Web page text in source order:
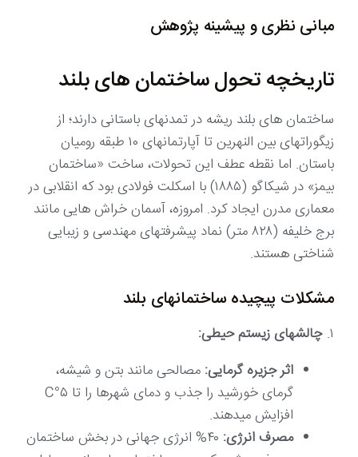
مبانی نظری و پیشینه پژوهش
تاریخچه تحول ساختمان های بلند
ساختمان های بلند ریشه در تمدنهای باستانی دارند؛ از
زیگوراتهای بین النهرین تا آپارتمانهای ۱۰ طبقه رومیان
باستان. اما نقطه عطف این تحولات، ساخت «ساختمان
بیمز» در شیکاگو (۱۸۸۵) با اسکلت فولادی بود که انقلابی در
معماری مدرن ایجاد کرد. امروزه، آسمان خراش هایی مانند
برج خلیفه (۸۲۸ متر) نماد پیشرفتهای مهندسی و زیبایی
شناختی هستند.
مشکلات پیچیده ساختمانهای بلند
۱. چالشهای زیستم حیطی:
اثر جزیره گرمایی: مصالحی مانند بتن و شیشه،
گرمای خورشید را جذب و دمای شهرها را تا ۵°C
افزایش میدهند.
مصرف انرژی:
۴۰% انرژی جهانی در بخش ساختمان